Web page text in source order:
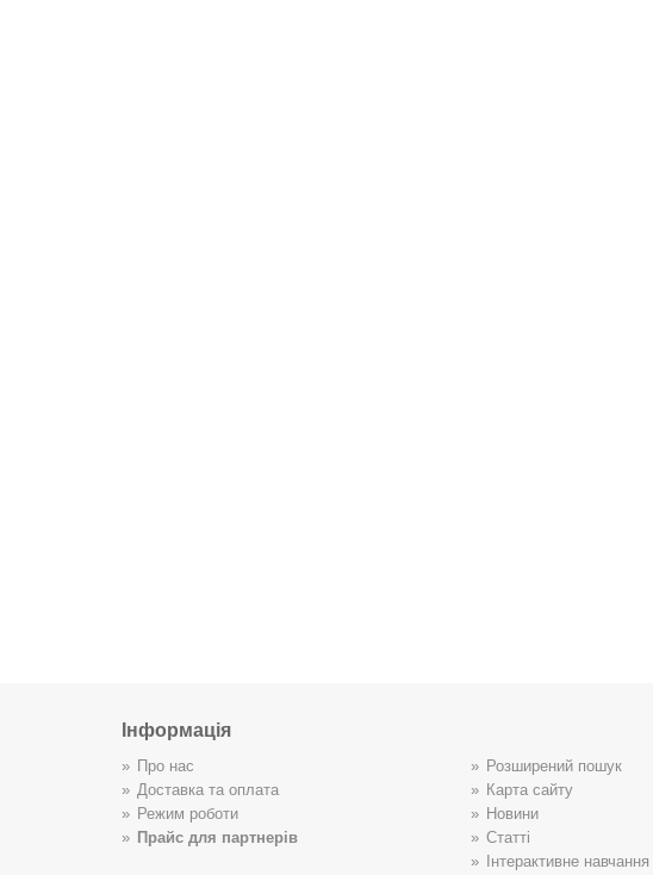
Інформація
Про нас
Доставка та оплата
Режим роботи
Прайс для партнерів
Розширений пошук
Карта сайту
Новини
Статті
Інтерактивне навчання